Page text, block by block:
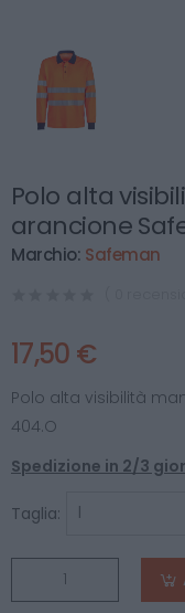
Polo alta
arancione
Marchio: Safeman
17,50 €
Polo alta visibilità
404.O
Spedizione in 2/3
Taglia: